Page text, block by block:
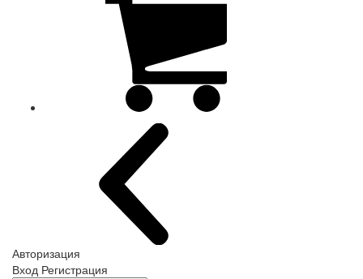
Авторизация
Вход Регистрация